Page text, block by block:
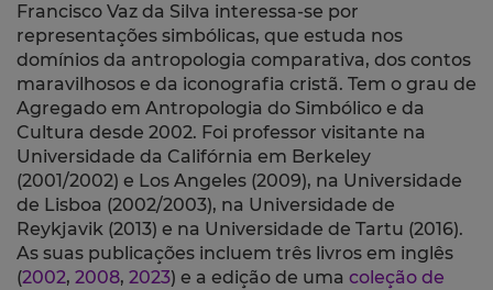
Francisco Vaz da Silva interessa-se por
representações simbólicas, que estuda nos
domínios da antropologia comparativa, dos contos
maravilhosos e da iconografia cristã. Tem o grau de
Agregado em Antropologia do Simbólico e da
Cultura desde 2002. Foi professor visitante na
Universidade da Califórnia em Berkeley
(2001/2002) e Los Angeles (2009), na Universidade
de Lisboa (2002/2003), na Universidade de
Reykjavik (2013) e na Universidade de Tartu (2016).
As suas publicações incluem três livros em inglês
(2002, 2008, 2023) e a edição de uma coleção de